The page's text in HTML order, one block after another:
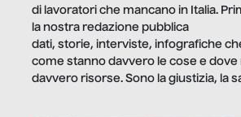
di lavoratori che mancano in Italia.
la nostra redazione pubblica
dati, storie, interviste, infografiche
come stanno davvero le cose e dove
davvero risorse. Sono la giustizia, la